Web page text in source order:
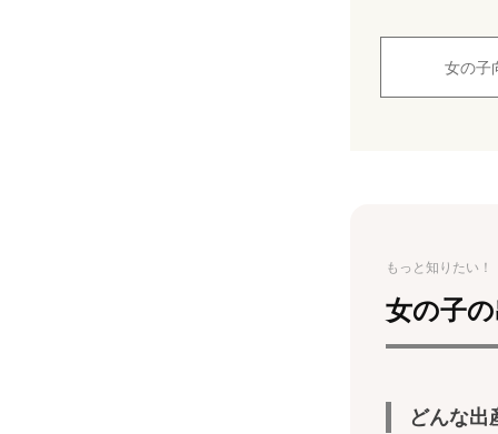
女の子
もっと知りたい！
女の子
どんな出